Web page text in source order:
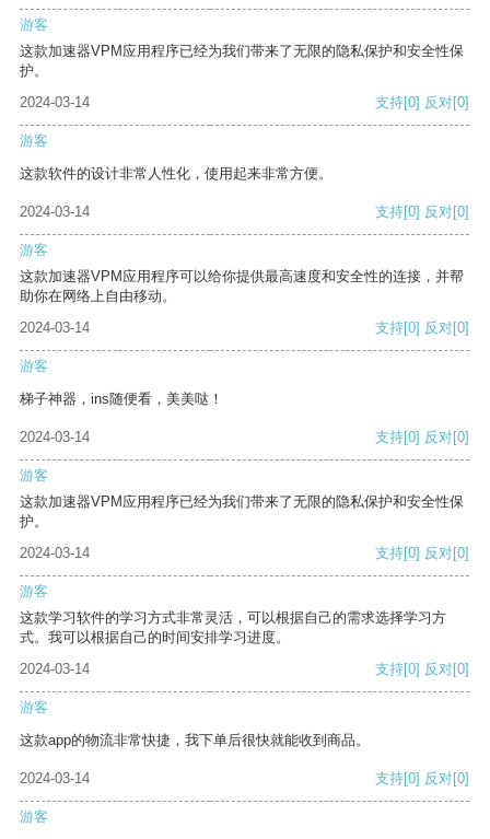
游客
这款加速器VPM应用程序已经为我们带来了无限的隐私保护和安全性保
护。
2024-03-14
支持[0] 反对[0]
游客
这款软件的设计非常人性化，使用起来非常方便。
2024-03-14 支持[0] 反对[0]
游客
这款加速器VPM应用程序可以给你提供最高速度和安全性的连接，并帮
助你在网络上自由移动。
2024-03-14
支持[0] 反对[0]
游客
梯子神器，ins随便看，美美哒！
2024-03-14 支持[0] 反对[0]
游客
这款加速器VPM应用程序已经为我们带来了无限的隐私保护和安全性保
护。
2024-03-14
支持[0] 反对[0]
游客
这款学习软件的学习方式非常灵活，可以根据自己的需求选择学习方
式。我可以根据自己的时间安排学习进度。
2024-03-14
支持[0] 反对[0]
游客
这款app的物流非常快捷，我下单后很快就能收到商品。
2024-03-14 支持[0] 反对[0]
游客